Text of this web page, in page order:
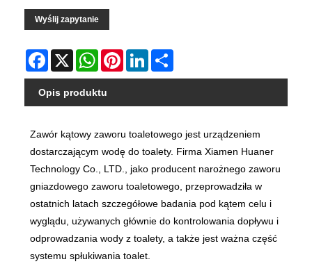
Wyślij zapytanie
Facebook
X WhatsAppPinterestLinkedIn
Opis produktu
Zawór kątowy zaworu toaletowego jest urządzeniem
dostarczającym wodę do toalety. Firma Xiamen Huaner
Technology Co., LTD., jako producent narożnego zaworu
gniazdowego zaworu toaletowego, przeprowadziła w
ostatnich latach szczegółowe badania pod kątem celu i
wyglądu, używanych głównie do kontrolowania dopływu i
odprowadzania wody z toalety, a także jest ważna część
systemu spłukiwania toalet.